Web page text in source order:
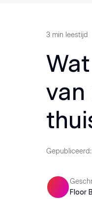
3 min leestijd
van
Gepubliceerd:
Floor